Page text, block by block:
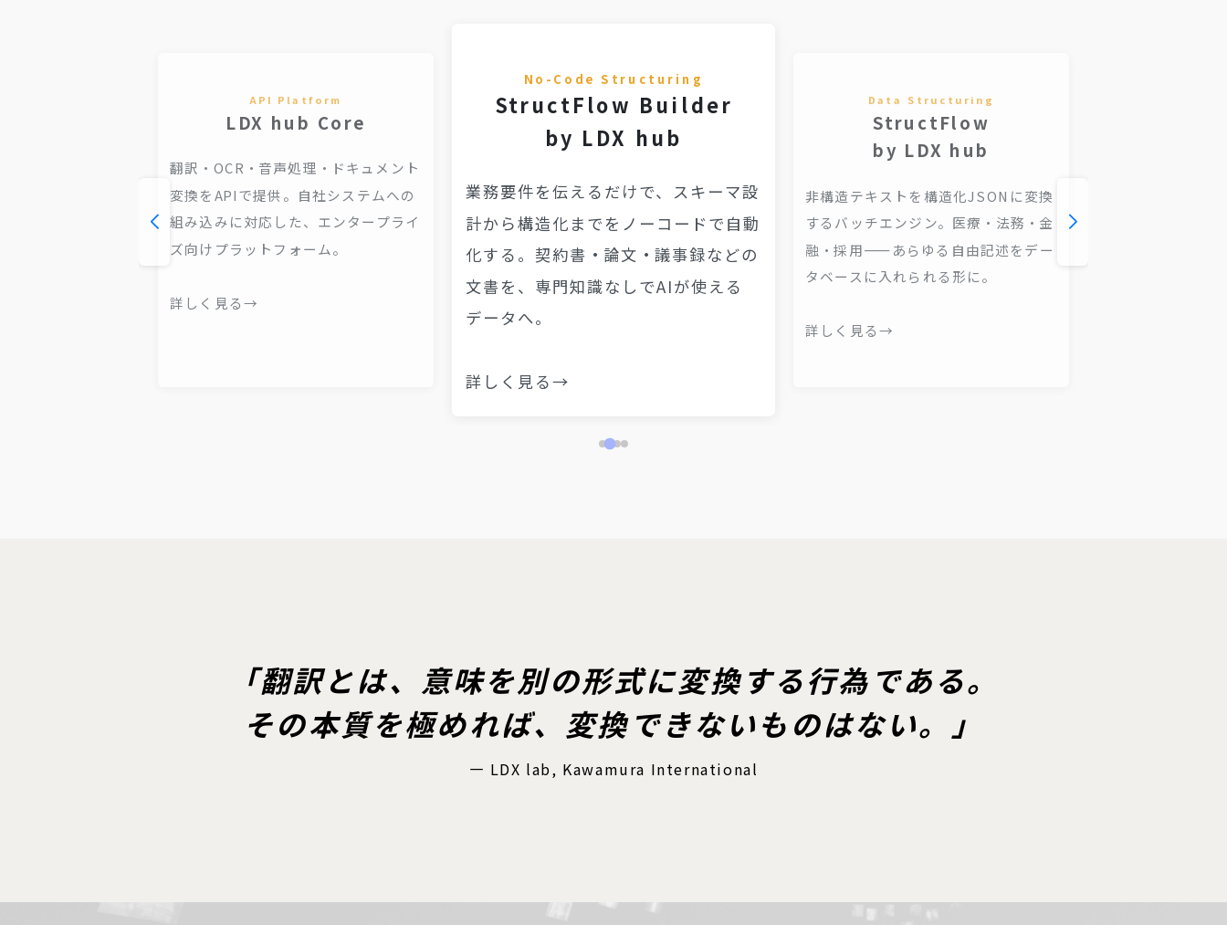
API Platform
LDX hub Core
翻訳・OCR・音声処理・ドキュメント
変換をAPIで提供。自社システムへの
組み込みに対応した、エンタープライ
ズ向けプラットフォーム。
詳しく見る→
No-Code Structuring
StructFlow Builder
by LDX hub
業務要件を伝えるだけで、スキーマ設
計から構造化までをノーコードで自動
化する。契約書・論文・議事録などの
文書を、専門知識なしでAIが使える
データへ。
詳しく見る→
Data Structuring
StructFlow
by LDX hub
非構造テキストを構造化JSONに変換
するバッチエンジン。医療・法務・金
融・採用——あらゆる自由記述をデー
タベースに入れられる形に。
詳しく見る→
「翻訳とは、意味を別の形式に変換する行為である。
その本質を極めれば、変換できないものはない。」
— LDX lab, Kawamura International